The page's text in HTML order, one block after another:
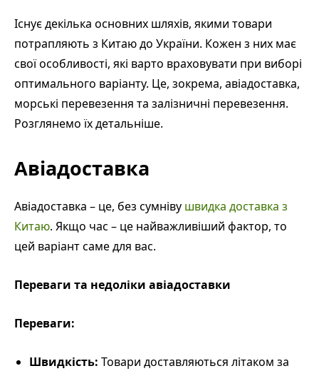
Існує декілька основних шляхів, якими товари
потрапляють з Китаю до України. Кожен з них має
свої особливості, які варто враховувати при виборі
оптимального варіанту. Це, зокрема, авіадоставка,
морські перевезення та залізничні перевезення.
Розглянемо їх детальніше.
Авіадоставка
Авіадоставка – це, без сумніву швидка доставка з
Китаю. Якщо час – це найважливіший фактор, то
цей варіант саме для вас.
Переваги та недоліки авіадоставки
Переваги:
Швидкість: Товари доставляються літаком за